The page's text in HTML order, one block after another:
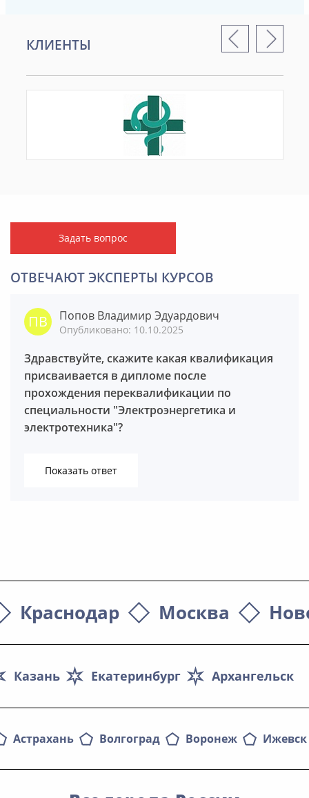
КЛИЕНТЫ
Задать вопрос
ОТВЕЧАЮТ ЭКСПЕРТЫ КУРСОВ
Попов Владимир Эдуардович
Опубликовано: 10.10.2025
Здравствуйте, скажите какая квалификация
присваивается в дипломе после
прохождения переквалификации по
специальности "Электроэнергетика и
электротехника"?
Березина Надежда Васильевна
Показать ответ
Краснодар Москва
Архангельск
Екатеринбург
Казань
Астрахань Волгоград Воронеж Ижевск